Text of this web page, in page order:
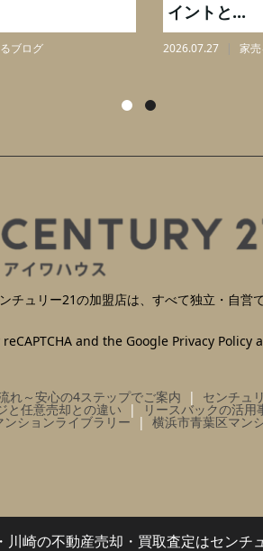
ブログ
イントと...
2026.07.27 家売
チュリー21の加盟店は、すべて独立・自営で
and the Google Privacy Policy
れ～安心の4ステップでご案内 センチュ
と任意売却との違い リースバックの活用
ンションライブラリー 横浜市青葉区マン
崎の不動産売却・買取査定はセンチ